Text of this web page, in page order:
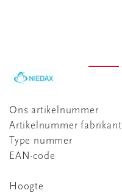
Ons artikelnummer
Artikelnummer fabrikant
Type nummer
EAN-code
Hoogte